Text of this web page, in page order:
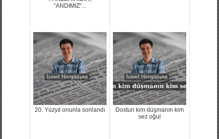
“ANDIMIZ”...
20. Yüzyıl onunla sonlandı
Dostun kim düşmanın kim
sez oğul